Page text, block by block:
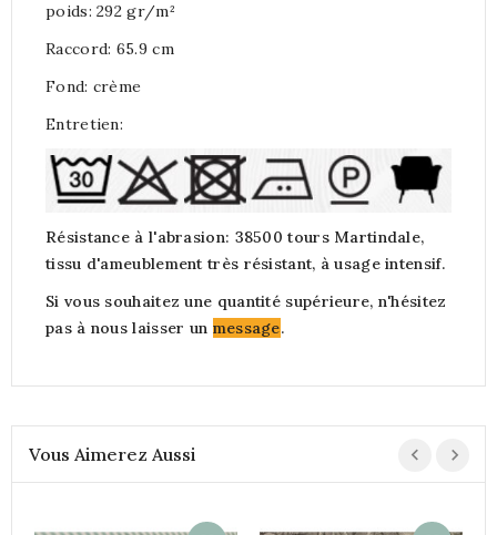
poids: 292 gr/m²
Raccord: 65.9 cm
Fond: crème
Entretien:
Résistance à l'abrasion: 38500 tours Martindale,
tissu d'ameublement très résistant, à usage intensif.
Si vous souhaitez une quantité supérieure, n'hésitez
pas à nous laisser un message.
Vous Aimerez Aussi